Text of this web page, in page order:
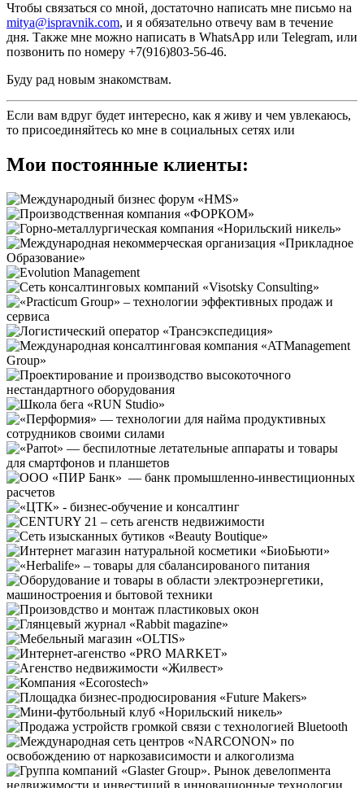
Чтобы связаться со мной, достаточно написать мне письмо на
mitya@ispravnik.com, и я обязательно отвечу вам в течение
дня. Также мне можно написать в WhatsApp или Telegram, или
позвонить по номеру +7(916)803-56-46.
Буду рад новым знакомствам.
Если вам вдруг будет интересно, как я живу и чем увлекаюсь,
то присоединяйтесь ко мне в социальных сетях или
Мои постоянные клиенты: